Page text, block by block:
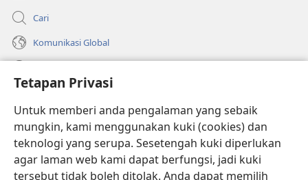
Tetapan Privasi
Untuk memberi anda pengalaman yang sebaik
mungkin, kami menggunakan kuki (cookies) dan
teknologi yang serupa. Sesetengah kuki diperlukan
agar laman web kami dapat berfungsi, jadi kuki
tersebut tidak boleh ditolak. Anda dapat memilih
Cari
Komunikasi Global
(membuka
tetingkap
baharu)PERPUSTAKAAN DALAM TALIAN Watchtower
(membuka
tetingkap
baharu)JW Hub ®
(membuka